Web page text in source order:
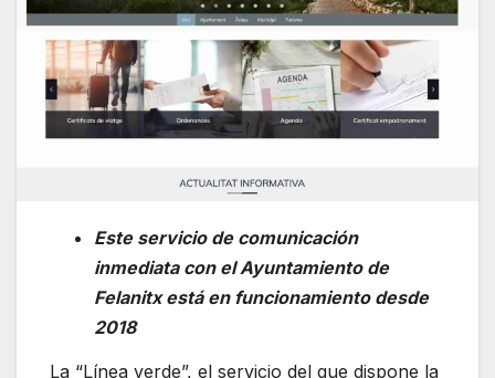
Este servicio de comunicación
inmediata con el Ayuntamiento de
Felanitx está en funcionamiento desde
2018
La “Línea verde”, el servicio del que dispone la